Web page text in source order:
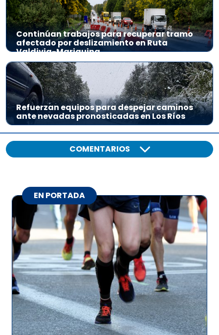
Continúan trabajos para recuperar tramo
afectado por deslizamiento en Ruta
Valdivia-Mariquina
Refuerzan equipos para despejar caminos
ante nevadas pronosticadas en Los Ríos
COMENTARIOS
EN PORTADA